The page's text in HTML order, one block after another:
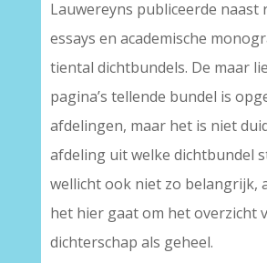
Lauwereyns publiceerde naast
essays en academische
tiental dichtbundels. De maar
pagina’s tellende bundel is
afdelingen, maar het is niet
afdeling uit welke dichtbundel
wellicht ook niet zo belangrijk,
het hier gaat om het overzicht
dichterschap als geheel.